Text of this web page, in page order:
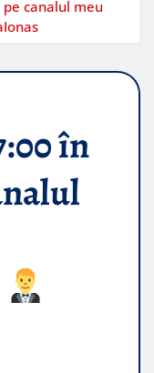
canalul meu
în